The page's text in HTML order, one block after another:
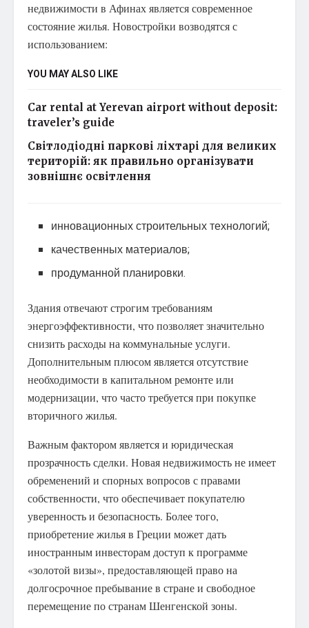
недвижимости в Афинах является современное
состояние жилья. Новостройки возводятся с
использованием:
YOU MAY ALSO LIKE
Car rental at Yerevan airport without deposit:
traveler’s guide
Світлодіодні паркові ліхтарі для великих
територій: як правильно організувати
зовнішнє освітлення
инновационных строительных технологий;
качественных материалов;
продуманной планировки.
Здания отвечают строгим требованиям
энергоэффективности, что позволяет значительно
снизить расходы на коммунальные услуги.
Дополнительным плюсом является отсутствие
необходимости в капитальном ремонте или
модернизации, что часто требуется при покупке
вторичного жилья.
Важным фактором является и юридическая
прозрачность сделки. Новая недвижимость не имеет
обременений и спорных вопросов с правами
собственности, что обеспечивает покупателю
уверенность и безопасность. Более того,
приобретение жилья в Греции может дать
иностранным инвесторам доступ к программе
«золотой визы», предоставляющей право на
долгосрочное пребывание в стране и свободное
перемещение по странам Шенгенской зоны.